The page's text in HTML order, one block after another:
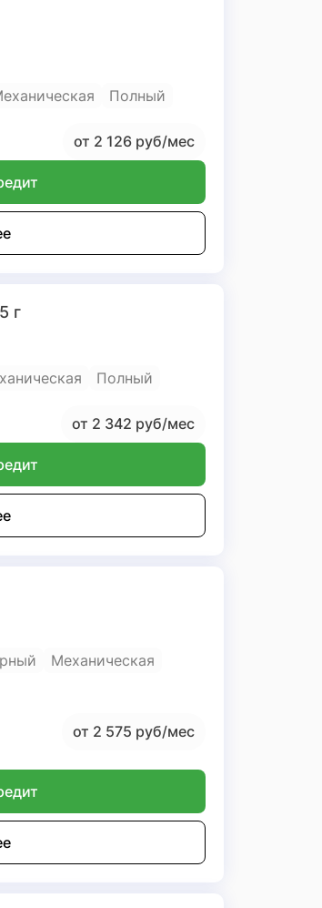
Полный
от 2 126 руб/мес
г
Полный
от 2 342 руб/мес
Механическая
от 2 575 руб/мес